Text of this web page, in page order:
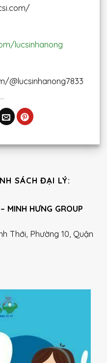
lucsinhanong
@lucsinhanong7833
SÁCH ĐẠI LÝ:
MINH HƯNG GROUP
Thới, Phường 10, Quận